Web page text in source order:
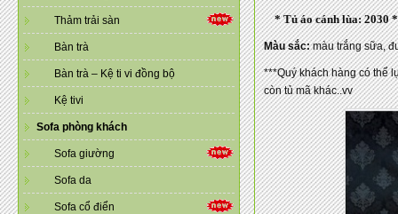
Thảm trải sàn
Bàn trà
Bàn trà – Kệ ti vi đồng bộ
Kệ tivi
Sofa phòng khách
Sofa giường
Sofa da
Sofa cổ điển
* Tủ áo cánh lùa: 2030 *
Màu sắc: màu trắng sữa,
***Quý khách hàng có thể
còn tủ mã khác..vv